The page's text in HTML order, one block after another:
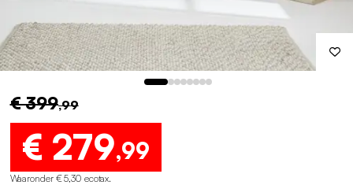
€ 399,99
€ 279,99
Waaronder € 5,30 ecotax.